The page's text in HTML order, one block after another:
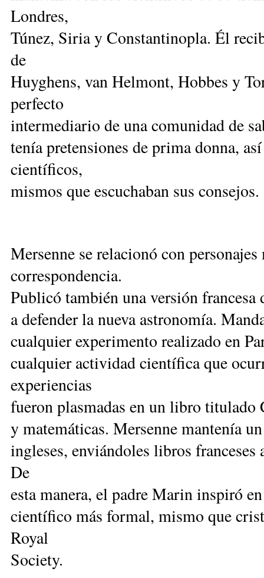
Londres,
Túnez, Siria y Constantinopla. Él
de
Huyghens, van Helmont, Hobbes y
perfecto
intermediario de una comunidad de
tenía pretensiones de prima donna,
científicos,
mismos que escuchaban sus consejos.
Mersenne se relacionó con
correspondencia.
Publicó también una versión
a defender la nueva astronomía.
cualquier experimento realizado en
cualquier actividad científica que
experiencias
fueron plasmadas en un libro titulado
y matemáticas. Mersenne mantenía
ingleses, enviándoles libros
De
esta manera, el padre Marin inspiró
científico más formal, mismo que
Royal
Society.